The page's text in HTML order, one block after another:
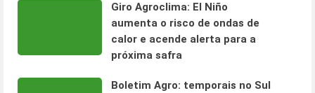
Giro Agroclima: El Niño
aumenta o risco de ondas de
calor e acende alerta para a
próxima safra
Boletim Agro: temporais no Sul